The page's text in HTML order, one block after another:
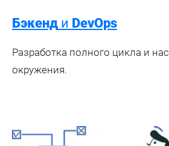
Бэкенди DevOps
Разработка полного цикла и
окружения.